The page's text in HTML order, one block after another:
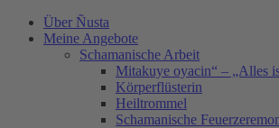
Über Ñusta
Meine Angebote
Schamanische Arbeit
Mitakuye oyacin“ – „Alles
Körperflüsterin
Heiltrommel
Schamanische